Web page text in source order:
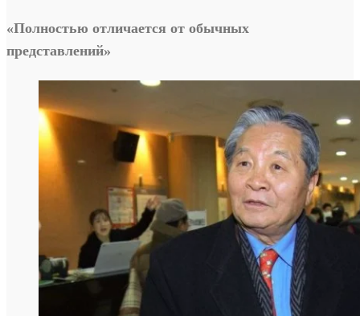
«Полностью отличается от обычных
представлений»